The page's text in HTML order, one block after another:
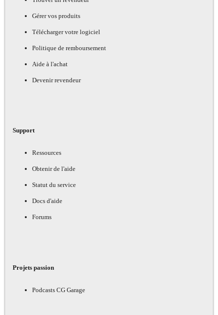
Gérer vos produits
Télécharger votre logiciel
Politique de remboursement
Aide à l'achat
Devenir revendeur
Support
Ressources
Obtenir de l'aide
Statut du service
Docs d'aide
Forums
Projets passion
Podcasts CG Garage